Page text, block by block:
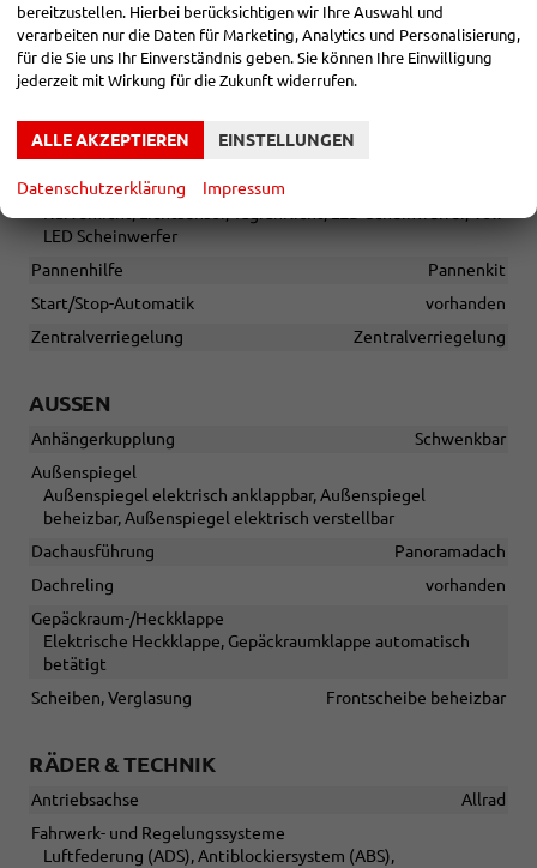
Notrufsystem, Geschwindigkeitsbegrenzer
Einparkhilfe
Selbstlenkendes System, Park Distance Control vorne, Park
(Surround View)
Lenkung
Lichttechnik
Kurvenlicht, Lichtsensor, Tagfahrlicht, LED-Scheinwerfer, Voll-
LED Scheinwerfer
Pannenhilfe
Pannenkit
Start/Stop-Automatik
vorhanden
Zentralverriegelung
Zentralverriegelung
AUSSEN
Anhängerkupplung
Schwenkbar
Außenspiegel
Außenspiegel elektrisch anklappbar, Außenspiegel
beheizbar, Außenspiegel elektrisch verstellbar
Dachausführung
Panoramadach
Dachreling
vorhanden
Gepäckraum-/Heckklappe
Elektrische Heckklappe, Gepäckraumklappe automatisch
betätigt
Scheiben, Verglasung
Frontscheibe beheizbar
RÄDER & TECHNIK
Antriebsachse
Allrad
Fahrwerk- und Regelungssysteme
Luftfederung (ADS), Antiblockiersystem (ABS),
bereitzustellen. Hierbei berücksichtigen wir Ihre Auswahl und
verarbeiten nur die Daten für Marketing, Analytics und Personalisierung,
für die Sie uns Ihr Einverständnis geben. Sie können Ihre Einwilligung
jederzeit mit Wirkung für die Zukunft widerrufen.
ALLE AKZEPTIEREN EINSTELLUNGEN
Datenschutzerklärung Impressum